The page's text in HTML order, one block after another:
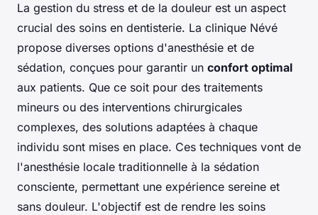
La gestion du stress et de la douleur est un aspect
crucial des soins en dentisterie. La clinique Névé
propose diverses options d'anesthésie et de
sédation, conçues pour garantir un confort optimal
aux patients. Que ce soit pour des traitements
mineurs ou des interventions chirurgicales
complexes, des solutions adaptées à chaque
individu sont mises en place. Ces techniques vont de
l'anesthésie locale traditionnelle à la sédation
consciente, permettant une expérience sereine et
sans douleur. L'objectif est de rendre les soins